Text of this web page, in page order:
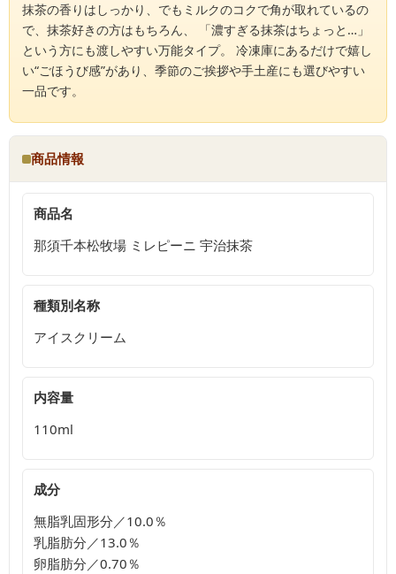
抹茶の香りはしっかり、でもミルクのコクで角が取れているの
で、抹茶好きの方はもちろん、 「濃すぎる抹茶はちょっと…」
という方にも渡しやすい万能タイプ。 冷凍庫にあるだけで嬉し
い“ごほうび感”があり、季節のご挨拶や手土産にも選びやすい
一品です。
商品情報
商品名
那須千本松牧場 ミレピーニ 宇治抹茶
種類別名称
アイスクリーム
内容量
110ml
成分
無脂乳固形分／10.0％
乳脂肪分／13.0％
卵脂肪分／0.70％